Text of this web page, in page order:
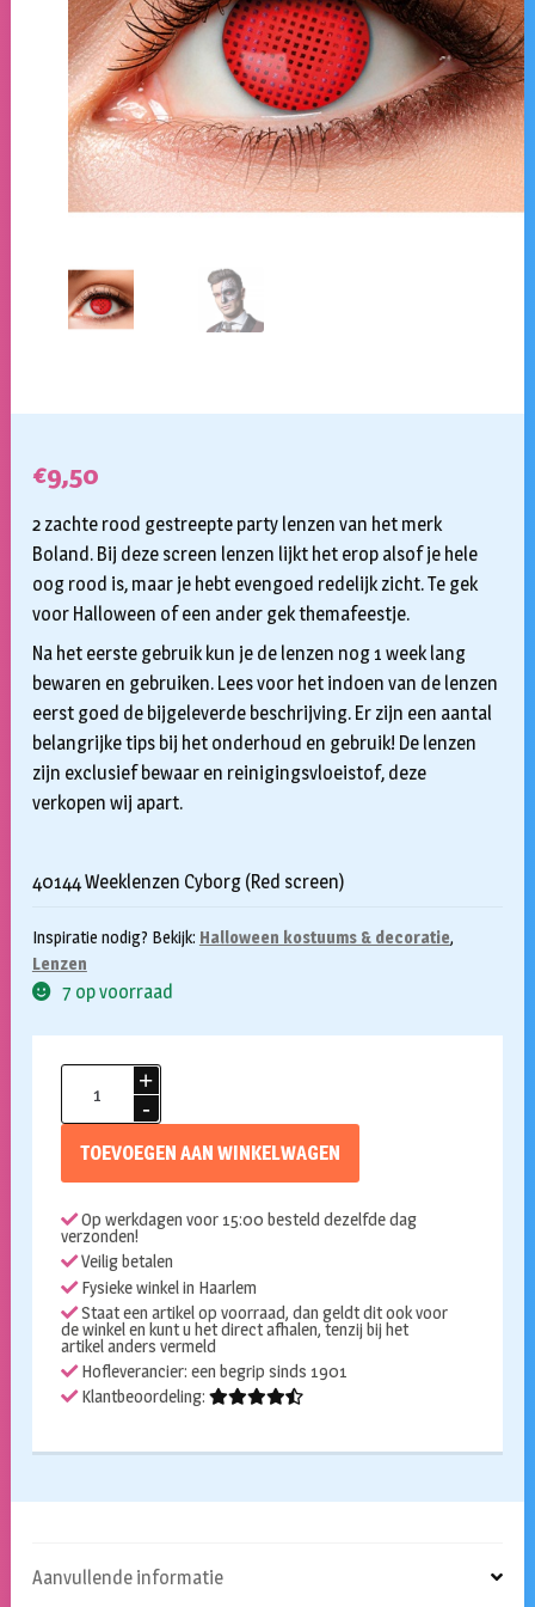
€9,50
2 zachte rood gestreepte party lenzen van het merk
Boland. Bij deze screen lenzen lijkt het erop alsof je hele
oog rood is, maar je hebt evengoed redelijk zicht. Te gek
voor Halloween of een ander gek themafeestje.
Na het eerste gebruik kun je de lenzen nog 1 week lang
bewaren en gebruiken. Lees voor het indoen van de lenzen
eerst goed de bijgeleverde beschrijving. Er zijn een aantal
belangrijke tips bij het onderhoud en gebruik! De lenzen
zijn exclusief bewaar en reinigingsvloeistof, deze
verkopen wij apart.
40144 Weeklenzen Cyborg (Red screen)
Inspiratie nodig? Bekijk: Halloween kostuums & decoratie,
Lenzen
7 op voorraad
Cyborg
TOEVOEGEN AAN WINKELWAGEN
Op werkdagen voor 15:00 besteld dezelfde dag
verzonden!
Veilig betalen
Fysieke winkel in Haarlem
Staat een artikel op voorraad, dan geldt dit ook voor
de winkel en kunt u het direct afhalen, tenzij bij het
artikel anders vermeld
Hofleverancier: een begrip sinds 1901
Klantbeoordeling:
Aanvullende informatie